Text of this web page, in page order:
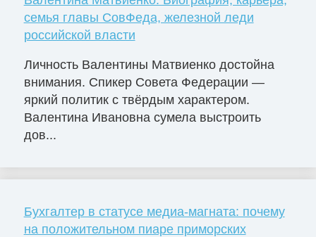
семья главы СовФеда, железной леди
российской власти
Личность Валентины Матвиенко достойна
внимания. Спикер Совета Федерации —
яркий политик с твёрдым характером.
Валентина Ивановна сумела выстроить
дов...
Бухгалтер в статусе медиа-магната: почему
на положительном пиаре приморских